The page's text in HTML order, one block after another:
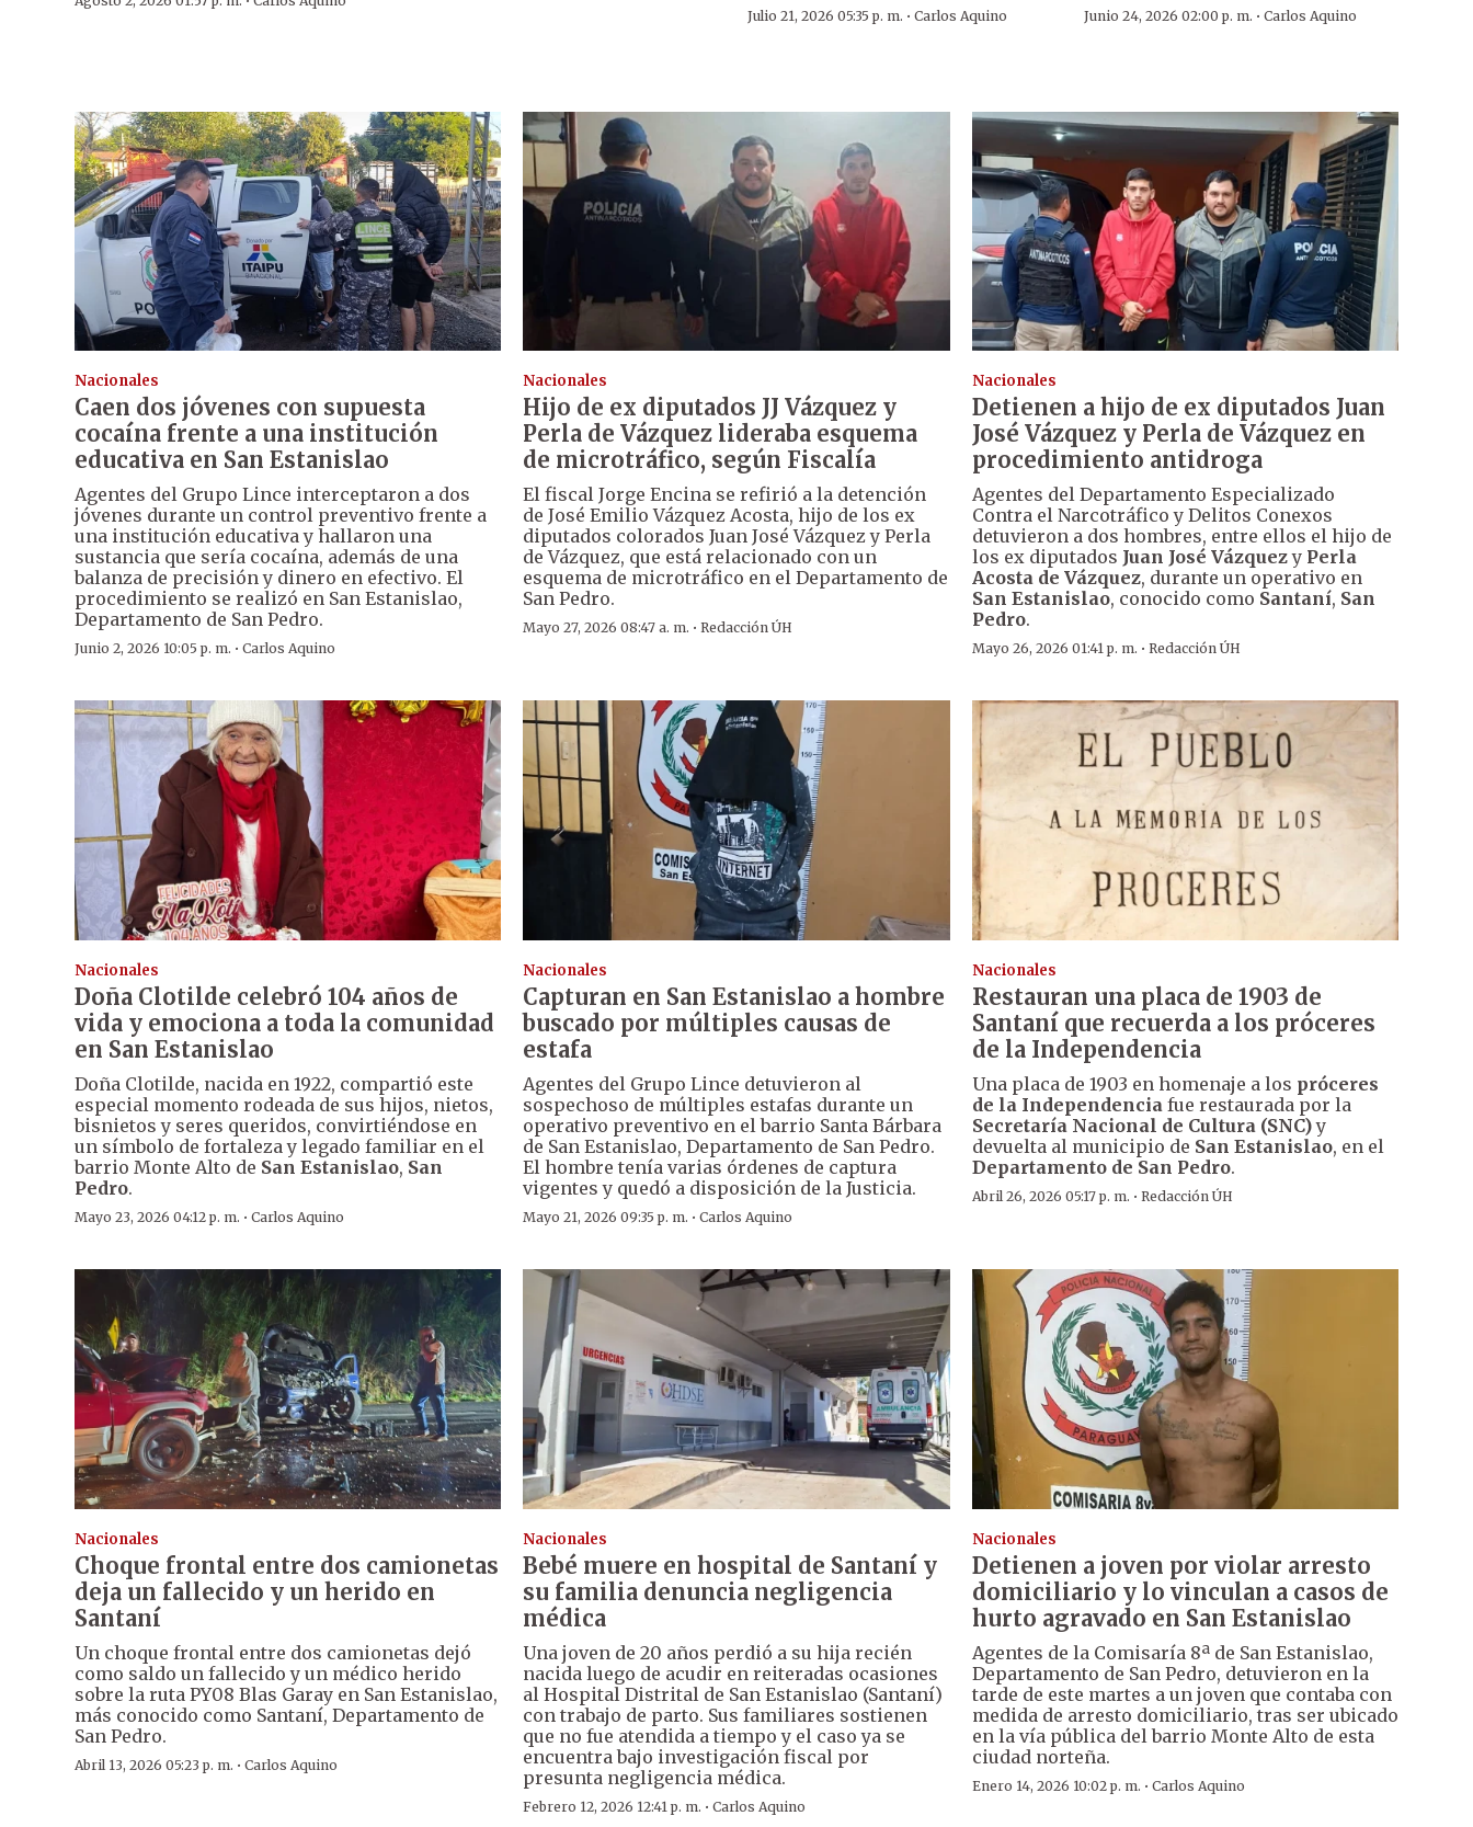
Julio 21, 2026 05:35 p. m. · Carlos Aquino Junio 24, 2026 02:00 p. m. · Carlos Aquino
Nacionales
Caen dos jóvenes con supuesta
cocaína frente a una institución
educativa en San Estanislao
Agentes del Grupo Lince interceptaron a dos
jóvenes durante un control preventivo frente a
una institución educativa y hallaron una
sustancia que sería cocaína, además de una
balanza de precisión y dinero en efectivo. El
procedimiento se realizó en San Estanislao,
Departamento de San Pedro.
Junio 2, 2026 10:05 p. m. · Carlos Aquino
Nacionales
Hijo de ex diputados JJ Vázquez y
Perla de Vázquez lideraba esquema
de microtráfico, según Fiscalía
El fiscal Jorge Encina se refirió a la detención
de José Emilio Vázquez Acosta, hijo de los ex
diputados colorados Juan José Vázquez y Perla
de Vázquez, que está relacionado con un
esquema de microtráfico en el Departamento de
San Pedro.
Mayo 27, 2026 08:47 a. m. ·Redacción ÚH
Nacionales
Detienen a hijo de ex diputados Juan
José Vázquez y Perla de Vázquez en
procedimiento antidroga
Agentes del Departamento Especializado
Contra el Narcotráfico y Delitos Conexos
detuvieron a dos hombres, entre ellos el hijo de
los ex diputados Juan José Vázquezy Perla
Acosta de Vázquez, durante un operativo en
San Estanislao, conocido como Santaní, San
Pedro.
Mayo 26, 2026 01:41 p. m. · Redacción ÚH
Nacionales
Doña Clotilde celebró 104 años de
vida y emociona a toda la comunidad
en San Estanislao
Doña Clotilde, nacida en 1922, compartió este
especial momento rodeada de sus hijos, nietos,
bisnietos y seres queridos, convirtiéndose en
un símbolo de fortaleza y legado familiar en el
barrio Monte Alto de San Estanislao, San
Pedro.
Mayo 23, 2026 04:12 p. m. · Carlos Aquino
Nacionales
Capturan en San Estanislao a hombre
buscado por múltiples causas de
estafa
Agentes del Grupo Lince detuvieron al
sospechoso de múltiples estafas durante un
operativo preventivo en el barrio Santa Bárbara
de San Estanislao, Departamento de San Pedro.
El hombre tenía varias órdenes de captura
vigentes y quedó a disposición de la Justicia.
Mayo 21, 2026 09:35 p. m. ·Carlos Aquino
Nacionales
Restauran una placa de 1903 de
Santaní que recuerda a los próceres
de la Independencia
Una placa de 1903 en homenaje a los próceres
de la Independenciafue restaurada por la
Secretaría Nacional de Cultura (SNC)y
devuelta al municipio de San Estanislao, en el
Departamento de San Pedro.
Abril 26, 2026 05:17 p. m. · Redacción ÚH
Nacionales
Choque frontal entre dos camionetas
deja un fallecido y un herido en
Santaní
Un choque frontal entre dos camionetas dejó
como saldo un fallecido y un médico herido
sobre la ruta PY08 Blas Garay en San Estanislao,
más conocido como Santaní, Departamento de
San Pedro.
Abril 13, 2026 05:23 p. m. · Carlos Aquino
Nacionales
Bebé muere en hospital de Santaní y
su familia denuncia negligencia
médica
Una joven de 20 años perdió a su hija recién
nacida luego de acudir en reiteradas ocasiones
al Hospital Distrital de San Estanislao (Santaní)
con trabajo de parto. Sus familiares sostienen
que no fue atendida a tiempo y el caso ya se
encuentra bajo investigación fiscal por
presunta negligencia médica.
Febrero 12, 2026 12:41 p. m. ·Carlos Aquino
Nacionales
Detienen a joven por violar arresto
domiciliario y lo vinculan a casos de
hurto agravado en San Estanislao
Agentes de la Comisaría 8ª de San Estanislao,
Departamento de San Pedro, detuvieron en la
tarde de este martes a un joven que contaba con
medida de arresto domiciliario, tras ser ubicado
en la vía pública del barrio Monte Alto de esta
ciudad norteña.
Enero 14, 2026 10:02 p. m. · Carlos Aquino